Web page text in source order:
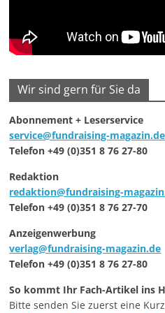
Wir sind gern für Sie da
Abonnement + Leserservice
service@fundraising-magazin.de
Telefon +49 (0)351 8 76 27-80
Redaktion
redaktion@fundraising-
Telefon +49 (0)351 8 76 27-70
Anzeigenwerbung
verlag@fundraising-magazin.de
Telefon +49 (0)351 8 76 27-80
So kommt Ihr Fach-Artikel ins
Bitte senden Sie zuerst eine